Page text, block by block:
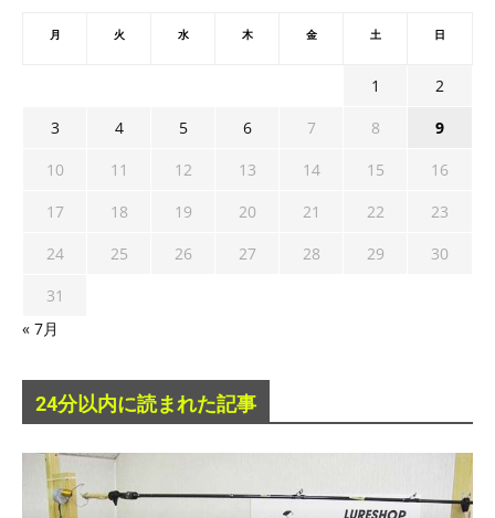
月 火 水 木 金 土 日
1
2
3
4 5 6 7 8
9
10
11 12 13 14 15
16
17
18 19 20 21 22
23
24
25 26 27 28 29
30
31
« 7月
24分以内に読まれた記事